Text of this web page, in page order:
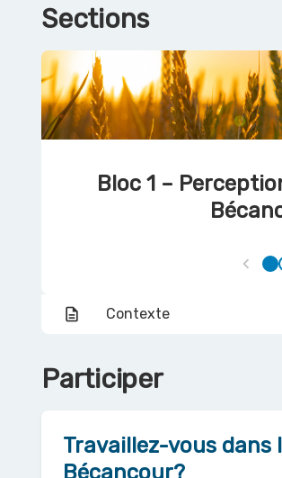
Sections
Bloc 1 –
chevron_left
description Contexte
Participer
Travaillez-vous dans
Bécancour?